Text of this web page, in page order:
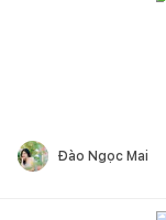
Đào Ngọc Mai